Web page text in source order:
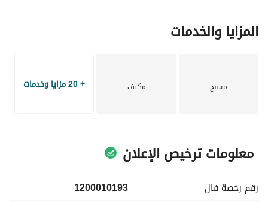
المزايا والخدمات
مسبح مكيف + 20 مزايا وخدمات
معلومات ترخيص الإعلان
رقم رخصة فال
1200010193